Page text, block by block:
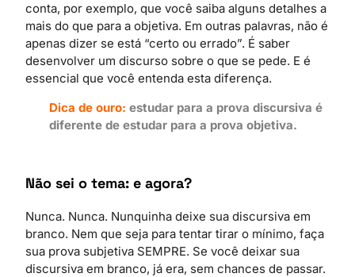
conta, por exemplo, que você saiba alguns detalhes a
mais do que para a objetiva. Em outras palavras, não é
apenas dizer se está “certo ou errado”. É saber
desenvolver um discurso sobre o que se pede. E é
essencial que você entenda esta diferença.
Dica de ouro: estudar para a prova discursiva é
diferente de estudar para a prova objetiva.
Não sei o tema: e agora?
Nunca. Nunca. Nunquinha deixe sua discursiva em
branco. Nem que seja para tentar tirar o mínimo, faça
sua prova subjetiva SEMPRE. Se você deixar sua
discursiva em branco, já era, sem chances de passar.